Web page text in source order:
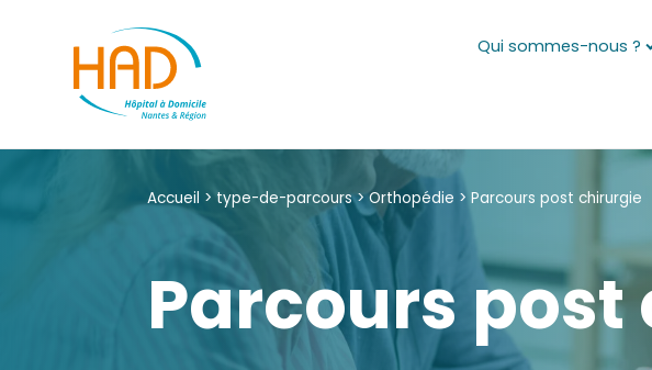
Qui sommes-nous ?
Accueil >type-de-parcours>Orthopédie >Parcours post chirurgie
Parcours